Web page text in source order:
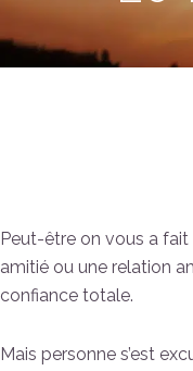
Peut-être on vous a
amitié ou une relation
confiance totale.
Mais personne s’est